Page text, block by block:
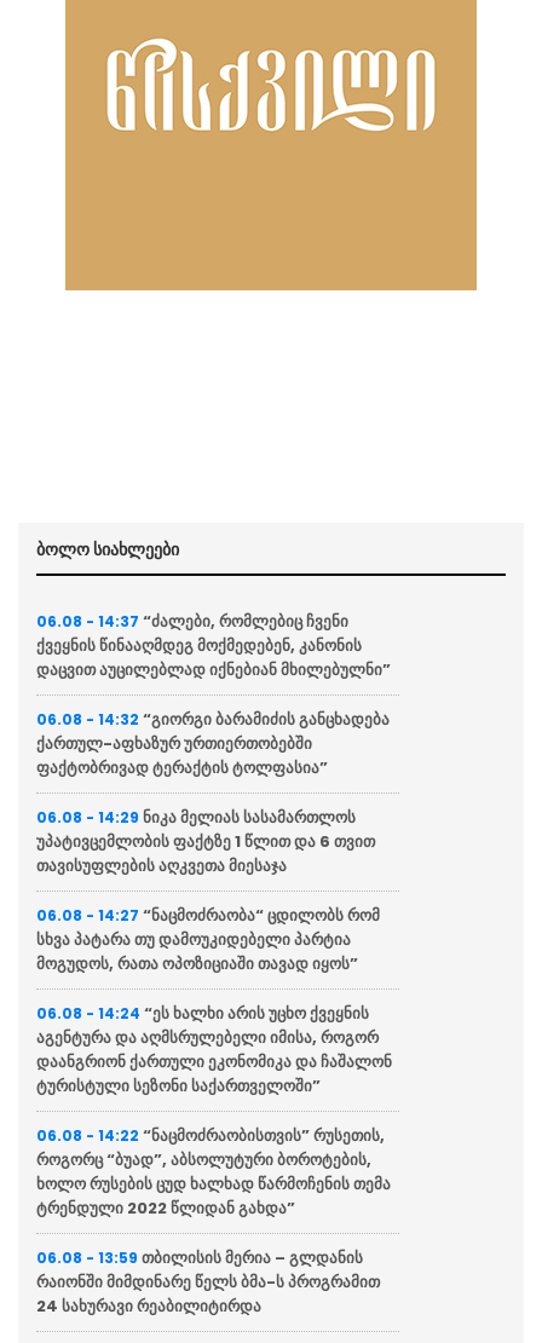
ბოლო სიახლეები
06.08 - 14:37 “ძალები, რომლებიც ჩვენი
ქვეყნის წინააღმდეგ მოქმედებენ, კანონის
დაცვით აუცილებლად იქნებიან მხილებულნი”
06.08 - 14:32 “გიორგი ბარამიძის განცხადება
ქართულ-აფხაზურ ურთიერთობებში
ფაქტობრივად ტერაქტის ტოლფასია”
06.08 - 14:29 ნიკა მელიას სასამართლოს
უპატივცემლობის ფაქტზე 1 წლით და 6 თვით
თავისუფლების აღკვეთა მიესაჯა
06.08 - 14:27 “ნაცმოძრაობა“ ცდილობს რომ
სხვა პატარა თუ დამოუკიდებელი პარტია
მოგუდოს, რათა ოპოზიციაში თავად იყოს”
06.08 - 14:24 “ეს ხალხი არის უცხო ქვეყნის
აგენტურა და აღმსრულებელი იმისა, როგორ
დაანგრიონ ქართული ეკონომიკა და ჩაშალონ
ტურისტული სეზონი საქართველოში”
06.08 - 14:22 “ნაცმოძრაობისთვის” რუსეთის,
როგორც “ბუად”, აბსოლუტური ბოროტების,
ხოლო რუსების ცუდ ხალხად წარმოჩენის თემა
ტრენდული 2022 წლიდან გახდა”
06.08 - 13:59 თბილისის მერია – გლდანის
რაიონში მიმდინარე წელს ბმა-ს პროგრამით
24 სახურავი რეაბილიტირდა